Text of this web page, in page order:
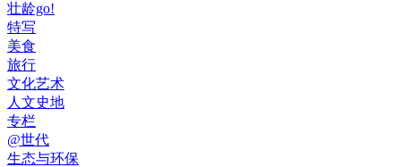
壮龄go!
特写
美食
旅行
文化艺术
人文史地
专栏
@世代
生态与环保